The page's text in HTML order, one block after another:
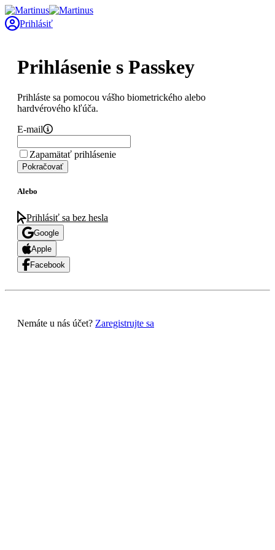
Prihlásiť
Prihlásenie s Passkey
Prihláste sa pomocou vášho biometrického alebo
hardvérového kľúča.
E-mail
Zapamätať prihlásenie
Pokračovať
Alebo
Prihlásiť sa bez hesla
Google
Apple
Facebook
Nemáte u nás účet? Zaregistrujte sa